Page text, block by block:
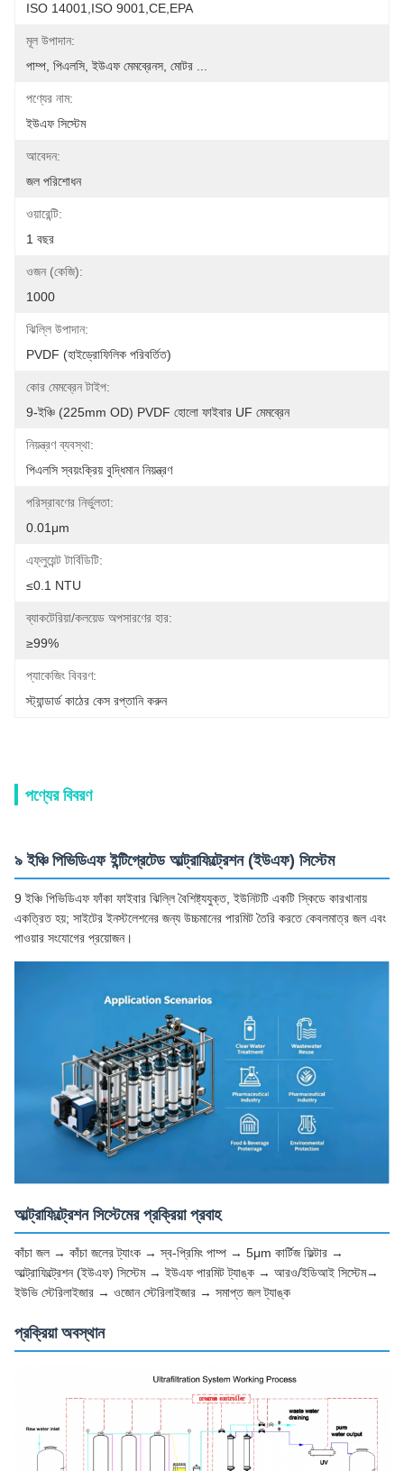
ISO 14001,ISO 9001,CE,EPA
মূল উপাদান:
পাম্প, পিএলসি, ইউএফ মেমব্রেনস, মোটর ...
পণ্যের নাম:
ইউএফ সিস্টেম
আবেদন:
জল পরিশোধন
ওয়ারেন্টি:
1 বছর
ওজন (কেজি):
1000
ঝিল্লি উপাদান:
PVDF (হাইড্রোফিলিক পরিবর্তিত)
কোর মেমব্রেন টাইপ:
9-ইঞ্চি (225mm OD) PVDF হোলো ফাইবার UF মেমব্রেন
নিয়ন্ত্রণ ব্যবস্থা:
পিএলসি স্বয়ংক্রিয় বুদ্ধিমান নিয়ন্ত্রণ
পরিস্রাবণের নির্ভুলতা:
0.01μm
এফ্লুয়েন্ট টার্বিডিটি:
≤0.1 NTU
ব্যাকটেরিয়া/কলয়েড অপসারণের হার:
≥99%
প্যাকেজিং বিবরণ:
স্ট্যান্ডার্ড কাঠের কেস রপ্তানি করুন
পণ্যের বিবরণ
৯ ইঞ্চি পিভিডিএফ ইন্টিগ্রেটেড আল্ট্রাফিল্ট্রেশন (ইউএফ) সিস্টেম
9 ইঞ্চি পিভিডিএফ ফাঁকা ফাইবার ঝিল্লি বৈশিষ্ট্যযুক্ত, ইউনিটটি একটি স্কিডে কারখানায়
একত্রিত হয়; সাইটের ইনস্টলেশনের জন্য উচ্চমানের পারমিট তৈরি করতে কেবলমাত্র জল এবং
পাওয়ার সংযোগের প্রয়োজন।
আল্ট্রাফিল্ট্রেশন সিস্টেমের প্রক্রিয়া প্রবাহ
কাঁচা জল → কাঁচা জলের ট্যাংক → স্ব-প্রিমিং পাম্প → 5μm কার্টিজ ফিল্টার →
আল্ট্রাফিল্ট্রেশন (ইউএফ) সিস্টেম → ইউএফ পারমিট ট্যাঙ্ক → আরও/ইডিআই সিস্টেম→
ইউভি স্টেরিলাইজার → ওজোন স্টেরিলাইজার → সমাপ্ত জল ট্যাঙ্ক
প্রক্রিয়া অবস্থান